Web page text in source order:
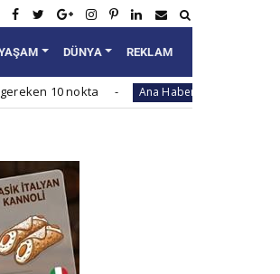
DÜNYA REKLAM
Ana Haber Çin neden yazın